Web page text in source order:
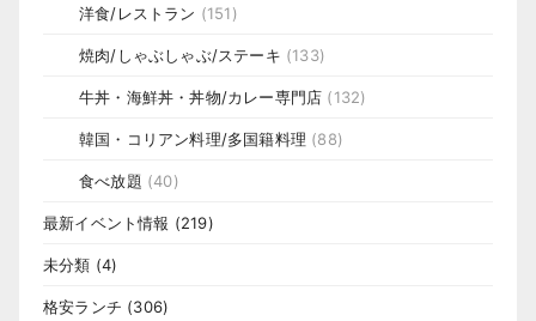
洋食/レストラン (151)
焼肉/しゃぶしゃぶ/ステーキ (133)
牛丼・海鮮丼・丼物/カレー専門店 (132)
韓国・コリアン料理/多国籍料理 (88)
食べ放題 (40)
最新イベント情報 (219)
未分類 (4)
格安ランチ (306)